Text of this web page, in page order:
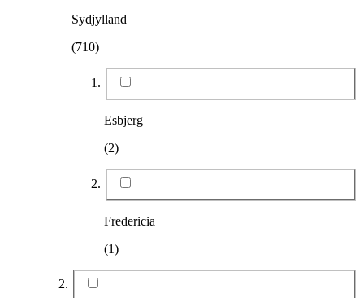
Sydjylland
(710)
Esbjerg
(2)
Fredericia
(1)